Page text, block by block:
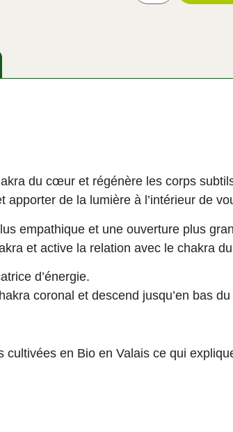
du cœur et régénère les corps
de la lumière à l’intérieur de
empathique et une ouverture plus
et active la relation avec le chakra
d’énergie.
coronal et descend jusqu’en bas du
en Bio en Valais ce qui